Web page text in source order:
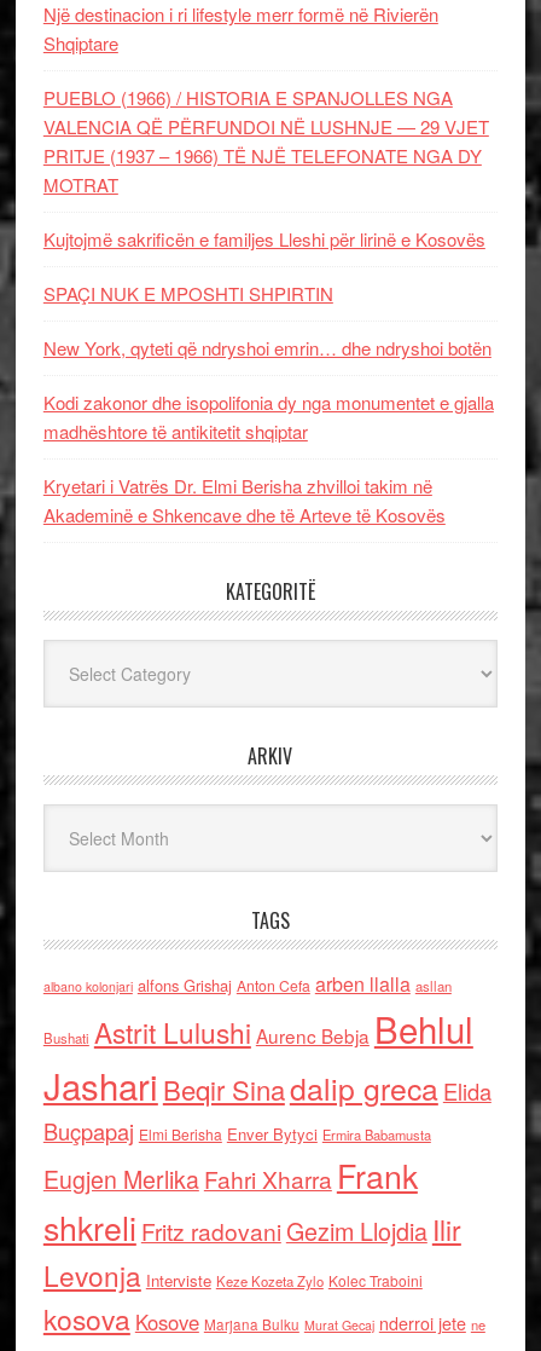
Një destinacion i ri lifestyle merr formë në Rivierën
Shqiptare
PUEBLO (1966) / HISTORIA E SPANJOLLES NGA
VALENCIA QË PËRFUNDOI NË LUSHNJE — 29 VJET
PRITJE (1937 – 1966) TË NJË TELEFONATE NGA DY
MOTRAT
Kujtojmë sakrificën e familjes Lleshi për lirinë e Kosovës
SPAÇI NUK E MPOSHTI SHPIRTIN
New York, qyteti që ndryshoi emrin… dhe ndryshoi botën
Kodi zakonor dhe isopolifonia dy nga monumentet e gjalla
madhështore të antikitetit shqiptar
Kryetari i Vatrës Dr. Elmi Berisha zhvilloi takim në
Akademinë e Shkencave dhe të Arteve të Kosovës
KATEGORITË
ARKIV
TAGS
albano kolonjari alfons Grishaj Anton Cefa arben llalla asllan
Bushati Astrit Lulushi Aurenc Bebja Behlul
Jashari Beqir Sinadalip grecaElida
Buçpapaj Elmi Berisha Enver Bytyci Ermira Babamusta
Eugjen MerlikaFahri Xharra Frank
shkreli Fritz radovaniGezim Llojdia Ilir
Levonja Interviste Keze Kozeta Zylo Kolec Traboini
kosova Kosove Marjana Bulku Murat Gecaj nderroi jete ne